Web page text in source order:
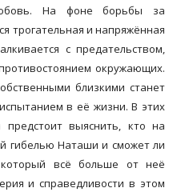
На фоне борьбы за
трогательная и напряжённая
с предательством,
окружающих.
близкими станет
в её жизни. В этих
предстоит выяснить, кто на
гибелью Наташи и сможет ли
всё больше от неё
и справедливости в этом